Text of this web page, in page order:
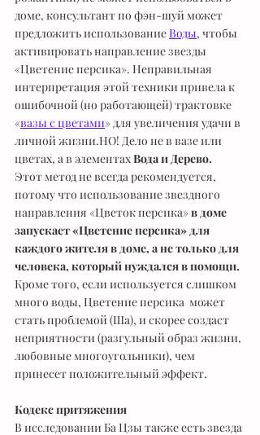
доме, консультант по фэн-шуй может
предложить использование Воды, чтобы
активировать направление звезды
«Цветение персика». Неправильная
интерпретация этой техники привела к
ошибочной (но работающей) трактовке
«вазы с цветами» для увеличения удачи в
личной жизни.НО! Дело не в вазе или
цветах, а в элементах Вода и Дерево.
Этот метод не всегда рекомендуется,
потому что использование звездного
направления «Цветок персика» в доме
запускает «Цветение персика» для
каждого жителя в доме, а не только для
человека, который нуждался в помощи.
Кроме того, если используется слишком
много воды, Цветение персика  может
стать проблемой (Ша), и скорее создаст
неприятности (разгульный образ жизни,
любовные многоугольники), чем
принесет положительный эффект.
Кодекс притяжения
В исследовании Ба Цзы также есть звезда